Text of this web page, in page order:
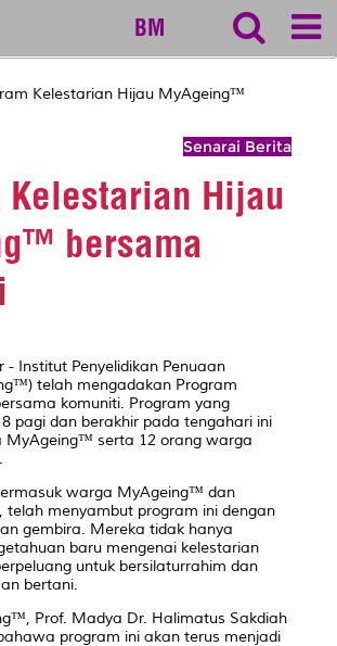
BM
Kelestarian Hijau MyAgeing™
Senarai Berita
Kelestarian Hijau
bersama
- Institut Penyelidikan Penuaan
telah mengadakan Program
komuniti. Program yang
pagi dan berakhir pada tengahari ini
MyAgeing™ serta 12 orang warga
warga MyAgeing™ dan
telah menyambut program ini dengan
gembira. Mereka tidak hanya
baru mengenai kelestarian
untuk bersilaturrahim dan
bertani.
Prof. Madya Dr. Halimatus Sakdiah
program ini akan terus menjadi